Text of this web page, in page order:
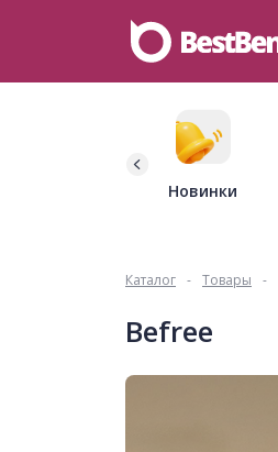
Новинки
Каталог - Товары -
Befree